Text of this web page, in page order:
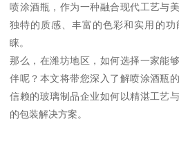
喷涂酒瓶，作为一种融合现代工艺与
独特的质感、丰富的色彩和实用的
睐。
那么，在潍坊地区，如何选择一家能
伴呢？本文将带您深入了解喷涂酒瓶
信赖的玻璃制品企业如何以精湛工艺
的包装解决方案。